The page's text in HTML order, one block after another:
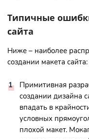
Типичные
сайта
Ниже – наиболее
создании макета сайта:
Примитивная
создании дизайна
впадать в
условных
плохой макет.